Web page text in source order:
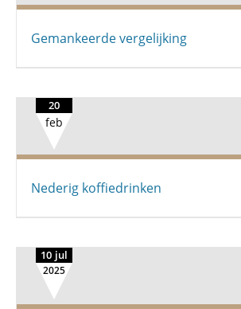
Gemankeerde vergelijking
20
feb
Nederig koffiedrinken
10 jul
2025